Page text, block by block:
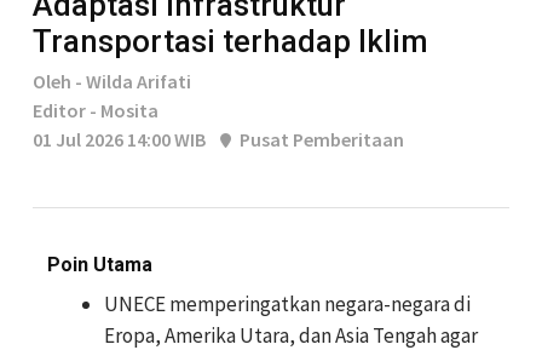
Transportasi terhadap Iklim
Oleh - Wilda Arifati
Editor - Mosita
01 Jul 2026 14:00 WIB
Pusat Pemberitaan
Poin Utama
UNECE memperingatkan negara-negara di
Eropa, Amerika Utara, dan Asia Tengah agar